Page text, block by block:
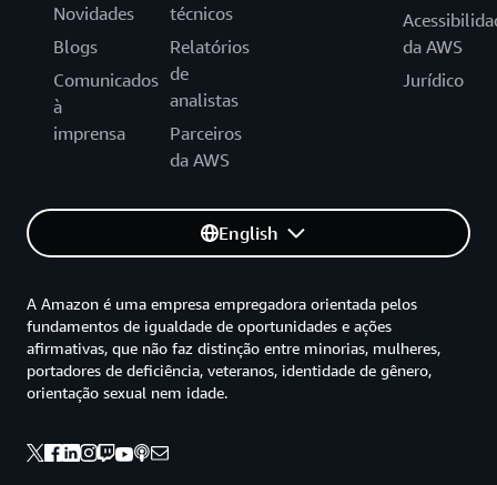
Novidades
Blogs
Comunicados
à
imprensa
técnicos
Relatórios
de
analistas
Parceiros
da AWS
da AWS
Jurídico
English
A Amazon é uma empresa empregadora orientada pelos
fundamentos de igualdade de oportunidades e ações
afirmativas, que não faz distinção entre minorias, mulheres,
portadores de deficiência, veteranos, identidade de gênero,
orientação sexual nem idade.